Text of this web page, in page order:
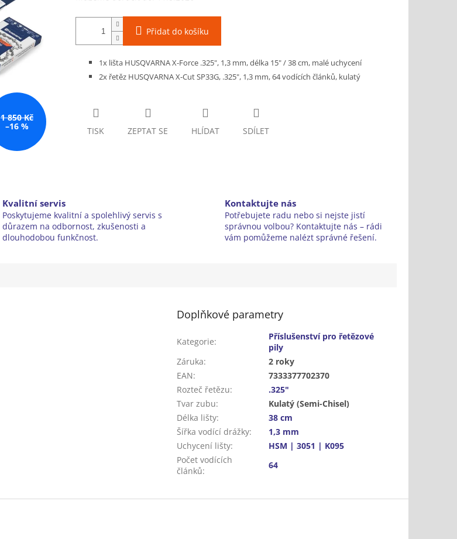
1 850 Kč
–16 %
Přidat do košíku
1x lišta HUSQVARNA X-Force .325", 1,3 mm, délka 15" / 38 cm, malé uchycení
2x řetěz HUSQVARNA X-Cut SP33G, .325", 1,3 mm, 64 vodících článků, kulatý
TISK ZEPTAT SE HLÍDAT SDÍLET
Kvalitní servis
Poskytujeme kvalitní a spolehlivý servis s
důrazem na odbornost, zkušenosti a
dlouhodobou funkčnost.
Kontaktujte nás
Potřebujete radu nebo si nejste jistí
správnou volbou? Kontaktujte nás – rádi
vám pomůžeme nalézt správné řešení.
Doplňkové parametry
Kategorie:
Příslušenství pro řetězové
pily
Záruka:
2 roky
EAN:
7333377702370
Rozteč řetězu:
.325"
Tvar zubu:
Kulatý (Semi-Chisel)
Délka lišty:
38 cm
Šířka vodící drážky:
1,3 mm
Uchycení lišty:
HSM | 3051 | K095
Počet vodících
článků:
64